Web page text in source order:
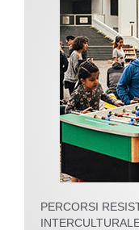
PERCORSI